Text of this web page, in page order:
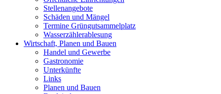
Stellenangebote
Schäden und Mängel
Termine Grüngutsammelplatz
Wasserzählerablesung
Wirtschaft, Planen und Bauen
Handel und Gewerbe
Gastronomie
Unterkünfte
Links
Planen und Bauen